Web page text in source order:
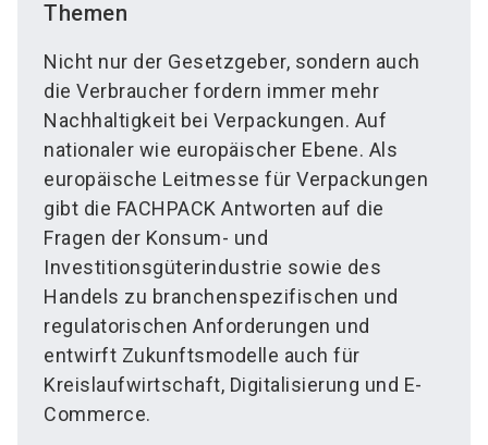
Themen
Nicht nur der Gesetzgeber, sondern auch
die Verbraucher fordern immer mehr
Nachhaltigkeit bei Verpackungen. Auf
nationaler wie europäischer Ebene. Als
europäische Leitmesse für Verpackungen
gibt die FACHPACK Antworten auf die
Fragen der Konsum- und
Investitionsgüterindustrie sowie des
Handels zu branchenspezifischen und
regulatorischen Anforderungen und
entwirft Zukunftsmodelle auch für
Kreislaufwirtschaft, Digitalisierung und E-
Commerce.